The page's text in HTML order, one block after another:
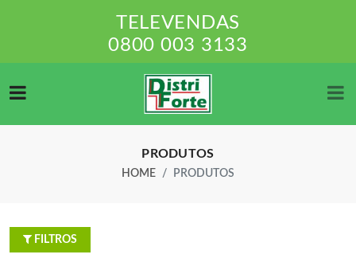
TELEVENDAS
0800 003 3133
PRODUTOS
HOME PRODUTOS
FILTROS